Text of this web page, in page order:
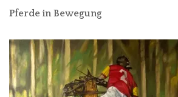
Pferde in Bewegung